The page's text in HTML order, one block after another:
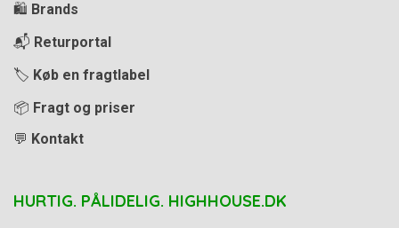
🛍️ Brands
📬 Returportal
🏷️ Køb en fragtlabel
📦 Fragt og priser
💬 Kontakt
HURTIG. PÅLIDELIG. HIGHHOUSE.DK